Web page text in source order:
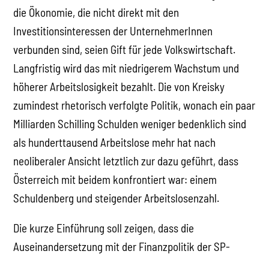
die Ökonomie, die nicht direkt mit den
Investitionsinteressen der UnternehmerInnen
verbunden sind, seien Gift für jede Volkswirtschaft.
Langfristig wird das mit niedrigerem Wachstum und
höherer Arbeitslosigkeit bezahlt. Die von Kreisky
zumindest rhetorisch verfolgte Politik, wonach ein paar
Milliarden Schilling Schulden weniger bedenklich sind
als hunderttausend Arbeitslose mehr hat nach
neoliberaler Ansicht letztlich zur dazu geführt, dass
Österreich mit beidem konfrontiert war: einem
Schuldenberg und steigender Arbeitslosenzahl.
Die kurze Einführung soll zeigen, dass die
Auseinandersetzung mit der Finanzpolitik der SP-